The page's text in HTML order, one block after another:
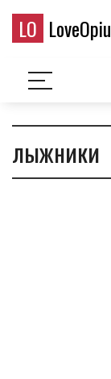
LO
лыжники